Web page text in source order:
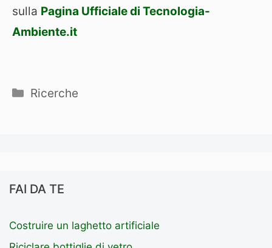
sulla Pagina Ufficiale di Tecnologia-
Ambiente.it
Categorie
Ricerche
FAI DA TE
Costruire un laghetto artificiale